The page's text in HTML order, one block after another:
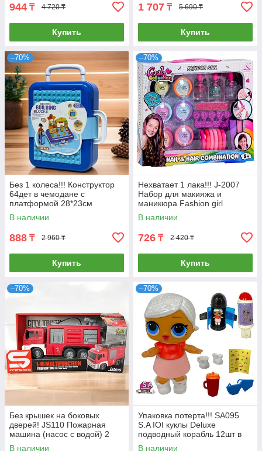
944 ₸ 4 720 ₸
Купить
1 707 ₸ 5 690 ₸
Купить
–70%
Без 1 колеса!!! Конструктор
64дет в чемодане с
платформой 28*23см
В наличии
888 ₸ 2 960 ₸
Купить
–70%
Нехватает 1 лака!!! J-2007
Набор для макияжа и
маникюра Fashion girl
30*26см
В наличии
726 ₸ 2 420 ₸
Купить
–70%
Без крышек на боковых
дверей! JS110 Пожарная
машина (насос с водой) 2
функции 33*17см
В наличии
–70%
Упаковка потерта!!! SA095
S.A IOI куклы Deluxe
подводный корабль 12шт в
уп., цена за 1шт 18*9см
В наличии